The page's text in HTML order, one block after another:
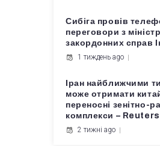
Сибіга провів
переговори з
закордонних справ
1 тиждень ago
Іран найближчими
може отримати
переносні зенітно-
комплекси – Reuters
2 тижні ago